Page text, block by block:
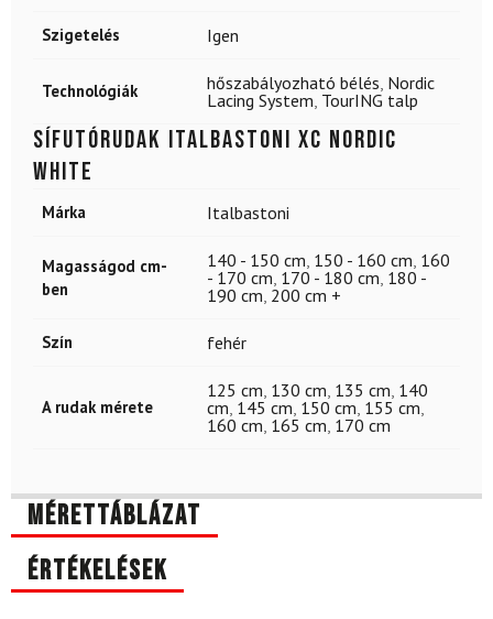
Szigetelés Igen
Technológiák hőszabályozható bélés Nordic
Lacing System TourING talp
Sífutórudak ITALBASTONI XC Nordic
White
Márka Italbastoni
Magasságod cm-
ben
140 - 150 cm 150 - 160 cm 160
- 170 cm 170 - 180 cm 180 -
190 cm 200 cm +
Szín fehér
A rudak mérete
125 cm 130 cm 135 cm 140
cm 145 cm 150 cm 155 cm
160 cm 165 cm 170 cm
Mérettáblázat
Értékelések